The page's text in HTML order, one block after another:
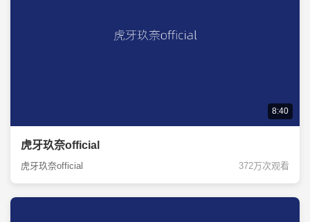
8:40
虎牙玖奈official
虎牙玖奈official 372万次观看